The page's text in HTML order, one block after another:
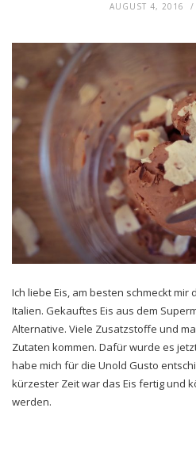
AUGUST 4, 2016
Ich liebe Eis, am besten schmeckt
Italien. Gekauftes Eis aus dem
Alternative. Viele Zusatzstoffe und
Zutaten kommen. Dafür wurde es
habe mich für die Unold Gusto
kürzester Zeit war das Eis fertig und
werden.